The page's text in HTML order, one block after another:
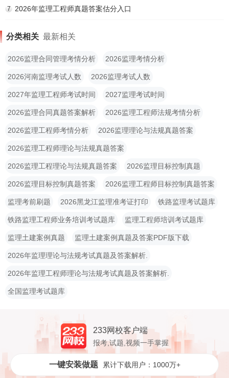
7 2026年监理工程师真题答案估分入口
分类相关 最新相关
2026监理合同管理考情分析 2026监理考情分析
2026河南监理考试人数 2026监理考试人数
2027年监理工程师考试时间 2027监理考试时间
2026监理合同真题答案解析 2026监理工程师法规考情分析
2026监理工程师考情分析 2026监理理论与法规真题答案
2026监理工程师理论与法规真题答案
2026监理工程理论与法规真题答案 2026监理目标控制真题
2026监理目标控制真题答案 2026监理工程师目标控制真题答案
监理考前刷题 2026黑龙江监理准考证打印 铁路监理考试题库
铁路监理工程师业务培训考试题库 监理工程师培训考试题库
监理土建案例真题 监理土建案例真题及答案PDF版下载
2026年监理理论与法规考试真题及答案解析.
2026年监理工程师理论与法规考试真题及答案解析.
全国监理考试题库
233网校客户端
报考,试题,视频一手掌握
一键安装做题 累计下载用户：1000万+